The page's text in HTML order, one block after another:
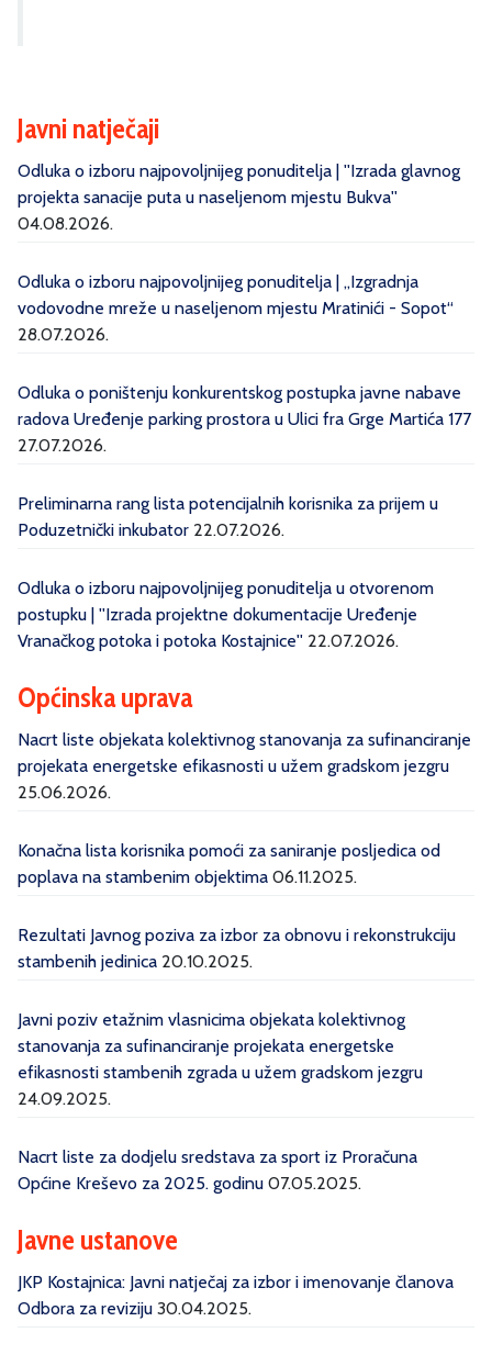
Javni natječaji
Odluka o izboru najpovoljnijeg ponuditelja | ''Izrada glavnog
projekta sanacije puta u naseljenom mjestu Bukva''
04.08.2026.
Odluka o izboru najpovoljnijeg ponuditelja | „Izgradnja
vodovodne mreže u naseljenom mjestu Mratinići - Sopot“
28.07.2026.
Odluka o poništenju konkurentskog postupka javne nabave
radova Uređenje parking prostora u Ulici fra Grge Martića 177
27.07.2026.
Preliminarna rang lista potencijalnih korisnika za prijem u
Poduzetnički inkubator 22.07.2026.
Odluka o izboru najpovoljnijeg ponuditelja u otvorenom
postupku | ''Izrada projektne dokumentacije Uređenje
Vranačkog potoka i potoka Kostajnice'' 22.07.2026.
Općinska uprava
Nacrt liste objekata kolektivnog stanovanja za sufinanciranje
projekata energetske efikasnosti u užem gradskom jezgru
25.06.2026.
Konačna lista korisnika pomoći za saniranje posljedica od
poplava na stambenim objektima 06.11.2025.
Rezultati Javnog poziva za izbor za obnovu i rekonstrukciju
stambenih jedinica 20.10.2025.
Javni poziv etažnim vlasnicima objekata kolektivnog
stanovanja za sufinanciranje projekata energetske
efikasnosti stambenih zgrada u užem gradskom jezgru
24.09.2025.
Nacrt liste za dodjelu sredstava za sport iz Proračuna
Općine Kreševo za 2025. godinu 07.05.2025.
Javne ustanove
JKP Kostajnica: Javni natječaj za izbor i imenovanje članova
Odbora za reviziju 30.04.2025.